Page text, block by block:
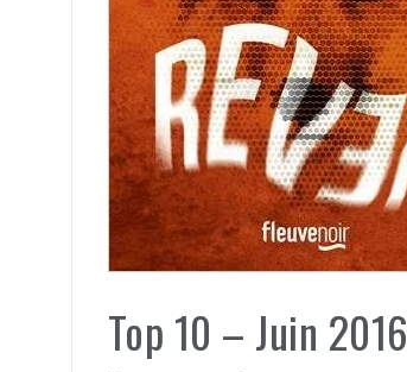
Top 10 – Juin 2016